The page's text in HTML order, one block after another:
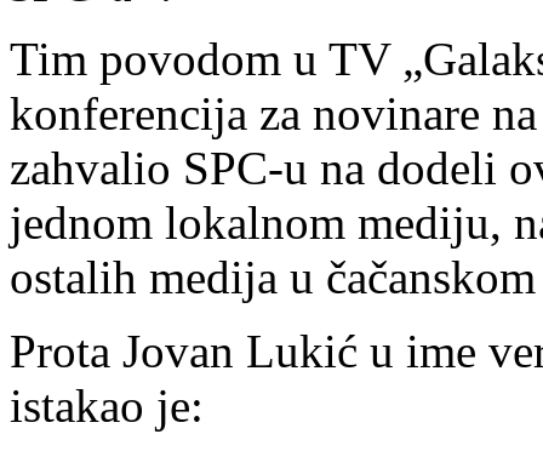
Tim povodom u TV
konferencija za novinare
zahvalio SPC-u na dodeli
jednom lokalnom mediju,
ostalih medija u
Prota Jovan Lukić u ime
istakao je: